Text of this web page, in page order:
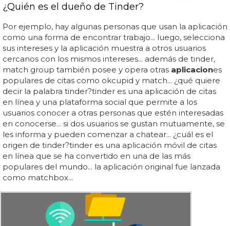
¿Quién es el dueño de Tinder?
Por ejemplo, hay algunas personas que usan la aplicación
como una forma de encontrar trabajo... luego, selecciona
sus intereses y la aplicación muestra a otros usuarios
cercanos con los mismos intereses... además de tinder,
match group también posee y opera otras aplicaciones
populares de citas como okcupid y match... ¿qué quiere
decir la palabra tinder?tinder es una aplicación de citas
en línea y una plataforma social que permite a los
usuarios conocer a otras personas que estén interesadas
en conocerse... si dos usuarios se gustan mutuamente, se
les informa y pueden comenzar a chatear... ¿cuál es el
origen de tinder?tinder es una aplicación móvil de citas
en línea que se ha convertido en una de las más
populares del mundo... la aplicación original fue lanzada
como matchbox...